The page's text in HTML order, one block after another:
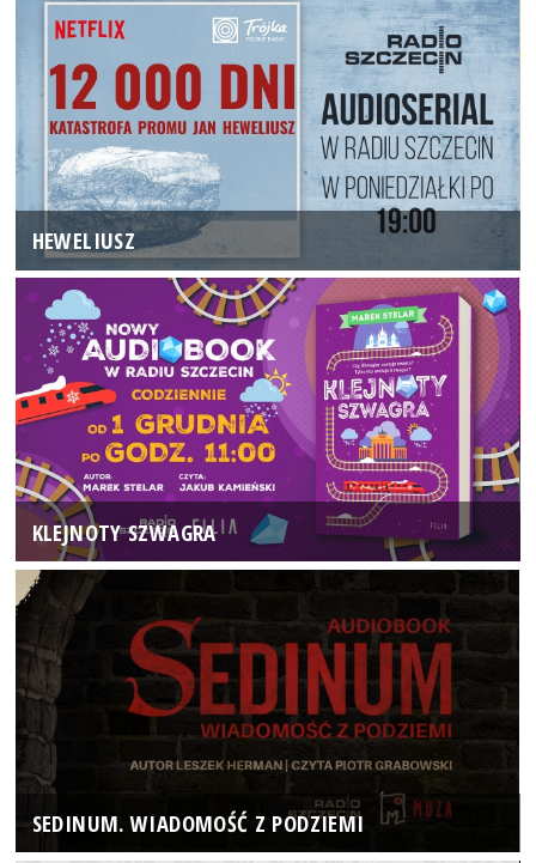
HEWELIUSZ
KLEJNOTY SZWAGRA
SEDINUM. WIADOMOŚĆ Z PODZIEMI